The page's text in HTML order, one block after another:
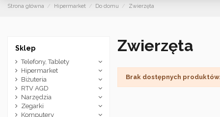
Strona główna Hipermarket Do domu Zwierzęta
Zwierzęta
Brak dostępnych
Sklep
Telefony, Tablety
Hipermarket
Biżuteria
RTV AGD
Narzędzia
Zegarki
Komputery